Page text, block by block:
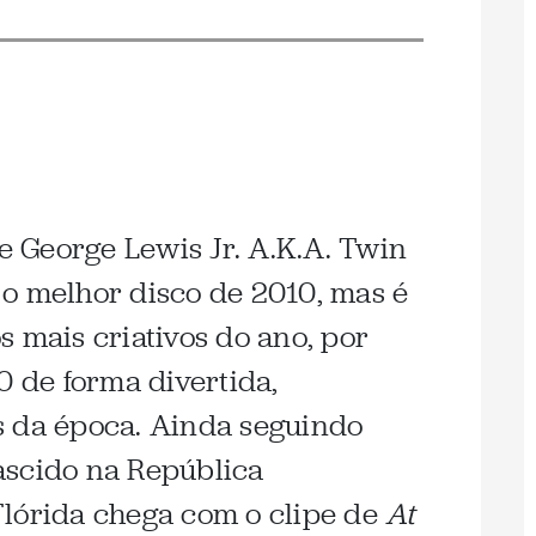
George Lewis Jr. A.K.A. Twin
melhor disco de 2010, mas é
mais criativos do ano, por
de forma divertida,
época. Ainda seguindo
na República
chega com o clipe deAt